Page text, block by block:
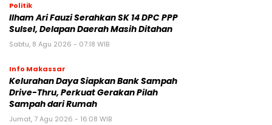
Politik
Ilham Ari Fauzi Serahkan SK 14 DPC PPP
Sulsel, Delapan Daerah Masih Ditahan
Sabtu, 8 Agu 2026 - 07:18 WIB
Info Makassar
Kelurahan Daya Siapkan Bank Sampah
Drive-Thru, Perkuat Gerakan Pilah
Sampah dari Rumah
Jumat, 7 Agu 2026 - 16:08 WIB